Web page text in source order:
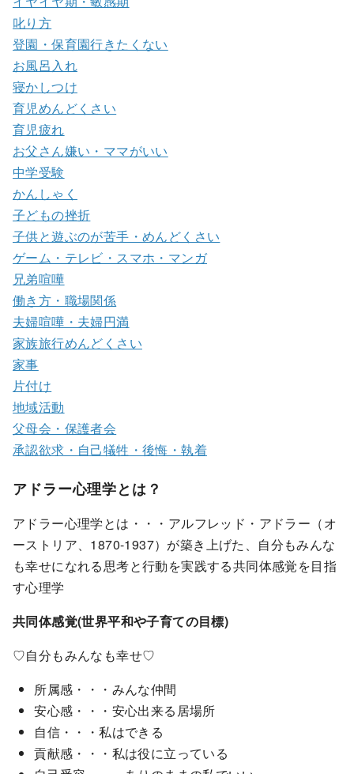
叱り方
登園・保育園行きたくない
お風呂入れ
寝かしつけ
育児めんどくさい
育児疲れ
お父さん嫌い・ママがいい
中学受験
かんしゃく
子どもの挫折
子供と遊ぶのが苦手・めんどくさい
ゲーム・テレビ・スマホ・マンガ
兄弟喧嘩
働き方・職場関係
夫婦喧嘩・夫婦円満
家族旅行めんどくさい
家事
片付け
地域活動
父母会・保護者会
承認欲求・自己犠牲・後悔・執着
アドラー心理学とは？
アドラー心理学とは・・・アルフレッド・アドラー（オ
ーストリア、1870-1937）が築き上げた、自分もみんな
も幸せになれる思考と行動を実践する共同体感覚を目指
す心理学
共同体感覚(世界平和や子育ての目標)
♡自分もみんなも幸せ♡
所属感・・・みんな仲間
安心感・・・安心出来る居場所
自信・・・私はできる
貢献感・・・私は役に立っている